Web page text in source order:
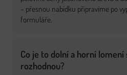
– přesnou nabídku připravíme po
formuláře.
Co je to dolní a horní lomení
rozhodnou?